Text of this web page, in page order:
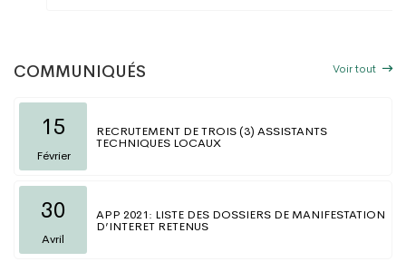
COMMUNIQUÉS Voir tout
15
Février
RECRUTEMENT DE TROIS (3) ASSISTANTS
TECHNIQUES LOCAUX
30
Avril
APP 2021: LISTE DES DOSSIERS DE MANIFESTATION
D’INTERET RETENUS